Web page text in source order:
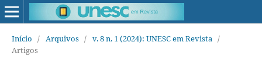
Início / Arquivos / v. 8 n. 1 (2024): UNESC em Revista /
Artigos